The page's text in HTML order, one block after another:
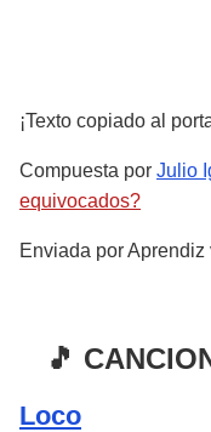
¡Texto copiado al
Compuesta por Julio
equivocados?
Enviada porAprendiz
🎵
Loco